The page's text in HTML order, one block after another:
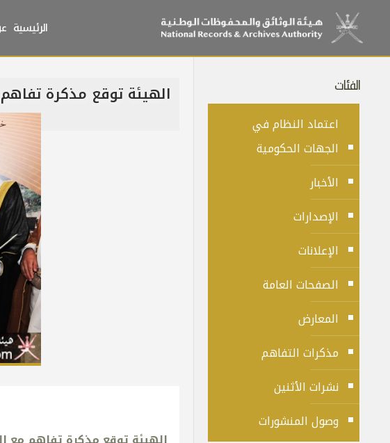
الرئيسية
الهيئة توقع مذكرة تفاهم الفئات
اعتماد النظام في
الجهات الحكومية
الأخبار
الإصدارات
الإعلانات
الصفحات العامة
المعارض
مذكرات التفاهم
نشرات الأثنين
وصول المنشورات